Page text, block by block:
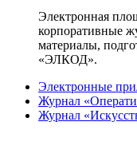
Электронная
корпоративные
материалы,
«ЭЛКОД».
Электронные
Журнал
Журнал